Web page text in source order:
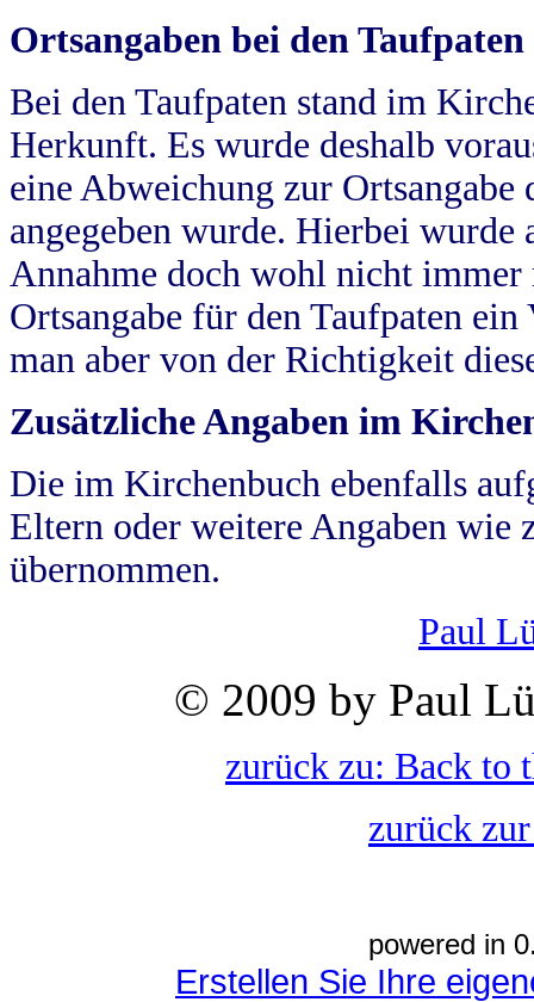
Ortsangaben bei den Taufpaten
Bei den Taufpaten stand im
Herkunft. Es wurde deshalb
eine Abweichung zur
angegeben wurde. Hierbei wurde
Annahme doch wohl nicht
Ortsangabe für den Taufpaten
man aber von der Richtigkeit
Zusätzliche Angaben im
Die im Kirchenbuch ebenfalls
Eltern oder weitere Angaben wie
übernommen.
Paul
© 2009 by Paul
zurück zu: Back to
zurück
powered in
Erstellen Sie Ihre